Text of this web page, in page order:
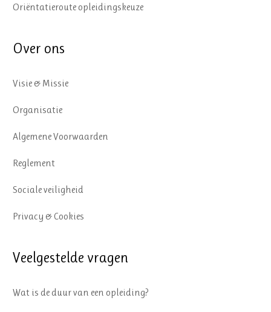
Oriëntatieroute opleidingskeuze
Over ons
Visie & Missie
Organisatie
Algemene Voorwaarden
Reglement
Sociale veiligheid
Privacy & Cookies
Veelgestelde vragen
Wat is de duur van een opleiding?